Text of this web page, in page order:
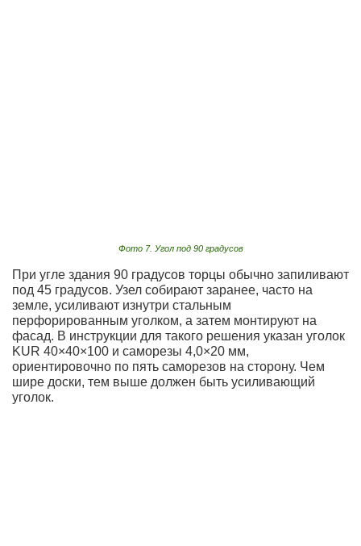
Фото 7. Угол под 90 градусов
При угле здания 90 градусов торцы обычно запиливают
под 45 градусов. Узел собирают заранее, часто на
земле, усиливают изнутри стальным
перфорированным уголком, а затем монтируют на
фасад. В инструкции для такого решения указан уголок
KUR 40×40×100 и саморезы 4,0×20 мм,
ориентировочно по пять саморезов на сторону. Чем
шире доски, тем выше должен быть усиливающий
уголок.